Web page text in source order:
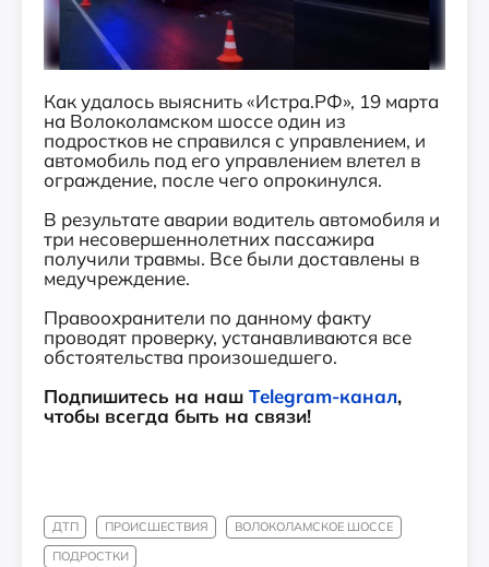
Как удалось выяснить «Истра.РФ», 19 марта
на Волоколамском шоссе один из
подростков не справился с управлением, и
автомобиль под его управлением влетел в
ограждение, после чего опрокинулся.
В результате аварии водитель автомобиля и
три несовершеннолетних пассажира
получили травмы. Все были доставлены в
медучреждение.
Правоохранители по данному факту
проводят проверку, устанавливаются все
обстоятельства произошедшего.
Подпишитесь на наш Telegram-канал,
чтобы всегда быть на связи!
ДТП ПРОИСШЕСТВИЯ
ВОЛОКОЛАМСКОЕ ШОССЕ
ПОДРОСТКИ